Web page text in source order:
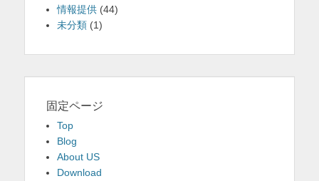
情報提供 (44)
未分類 (1)
固定ページ
Top
Blog
About US
Download